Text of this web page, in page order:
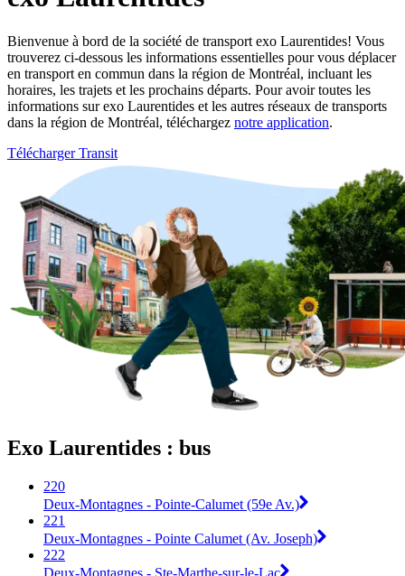
Bienvenue à bord de la société de transport exo Laurentides! Vous
trouverez ci-dessous les informations essentielles pour vous déplacer
en transport en commun dans la région de Montréal, incluant les
horaires, les trajets et les prochains départs. Pour avoir toutes les
informations sur exo Laurentides et les autres réseaux de transports
dans la région de Montréal, téléchargez notre application.
Télécharger Transit
Exo Laurentides : bus
220
Deux-Montagnes - Pointe-Calumet (59e Av.)
221
Deux-Montagnes - Pointe Calumet (Av. Joseph)
222
Deux-Montagnes - Ste-Marthe-sur-le-Lac